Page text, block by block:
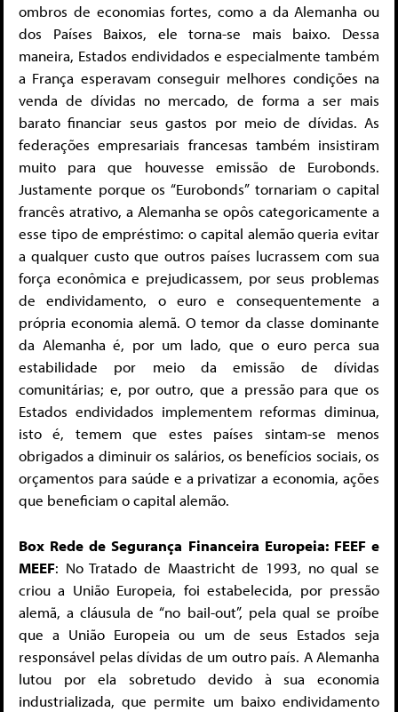
ombros de economias fortes, como a da Alemanha ou
dos Países Baixos, ele torna-se mais baixo. Dessa
maneira, Estados endividados e especialmente também
a França esperavam conseguir melhores condições na
venda de dívidas no mercado, de forma a ser mais
barato financiar seus gastos por meio de dívidas. As
federações empresariais francesas também insistiram
muito para que houvesse emissão de Eurobonds.
Justamente porque os “Eurobonds” tornariam o capital
francês atrativo, a Alemanha se opôs categoricamente a
esse tipo de empréstimo: o capital alemão queria evitar
a qualquer custo que outros países lucrassem com sua
força econômica e prejudicassem, por seus problemas
de endividamento, o euro e consequentemente a
própria economia alemã. O temor da classe dominante
da Alemanha é, por um lado, que o euro perca sua
estabilidade por meio da emissão de dívidas
comunitárias; e, por outro, que a pressão para que os
Estados endividados implementem reformas diminua,
isto é, temem que estes países sintam-se menos
obrigados a diminuir os salários, os benefícios sociais, os
orçamentos para saúde e a privatizar a economia, ações
que beneficiam o capital alemão.
Box Rede de Segurança Financeira Europeia: FEEF e
MEEF: No Tratado de Maastricht de 1993, no qual se
criou a União Europeia, foi estabelecida, por pressão
alemã, a cláusula de “no bail-out”, pela qual se proíbe
que a União Europeia ou um de seus Estados seja
responsável pelas dívidas de um outro país. A Alemanha
lutou por ela sobretudo devido à sua economia
industrializada, que permite um baixo endividamento